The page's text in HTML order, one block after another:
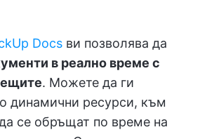
Docs ви позволява да
в реално време с
. Можете да ги
динамични ресурси, към
се обръщат по време на